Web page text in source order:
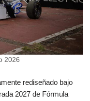
2026
rediseñado bajo
2027 de Fórmula